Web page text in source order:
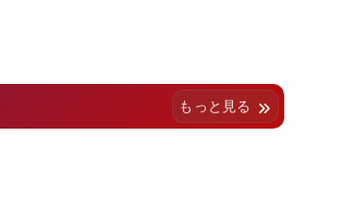
もっと見る